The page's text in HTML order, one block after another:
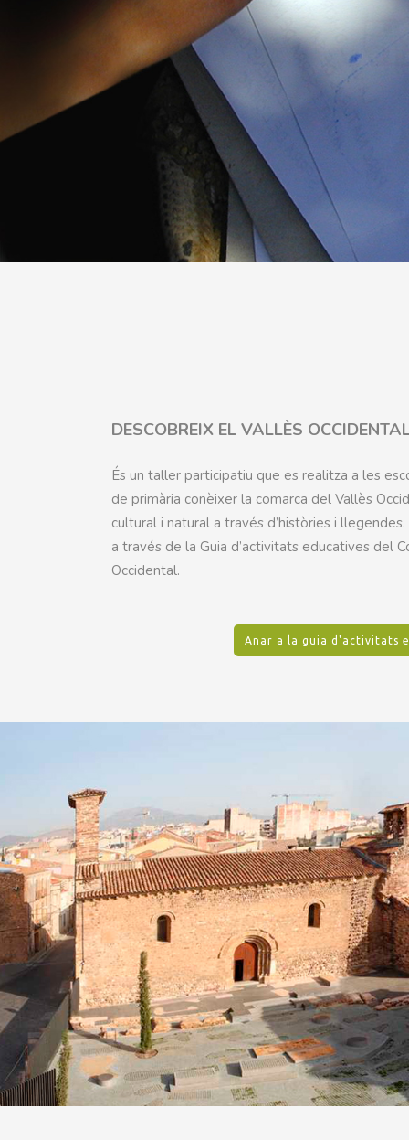
DESCOBREIX EL VALLÈS
És un taller participatiu que es realitza a les
de primària conèixer la comarca del Vallès
cultural i natural a través d’històries i
a través de la Guia d’activitats educatives del
Occidental.
Anar a la guia d'activitats